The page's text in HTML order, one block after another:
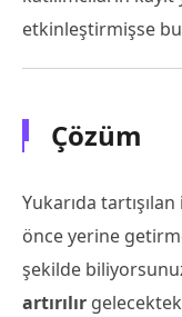
etkinleştirmişse
Çözüm
Yukarıda
önce yerine
şekilde
artırılır